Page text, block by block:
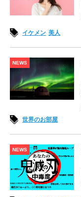
イケメン 美人
NEWS
世界のお部屋
NEWS